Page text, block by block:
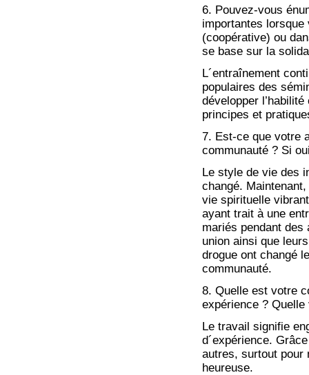
6. Pouvez-vous
importantes lorsque
(coopérative) ou
se base sur la
L´entraînement
populaires des
développer
principes et
7. Est-ce que votre
communauté ? Si
Le style de vie des
changé.
vie spirituelle
ayant trait à une
mariés pendant
union ainsi que
drogue ont changé
communauté.
8. Quelle est votre
expérience ?
Le travail signifie
d´expérience.
autres, surtout pour
heureuse.